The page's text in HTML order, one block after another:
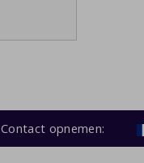
Contact opnemen: